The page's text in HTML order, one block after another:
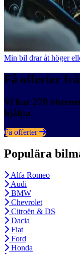
Min bil drar åt höger
Få offerter
Vi har 270
hjälpa.
Få offerter
Populära
Alfa Romeo
Audi
BMW
Chevrolet
Citroën & DS
Dacia
Fiat
Ford
Honda